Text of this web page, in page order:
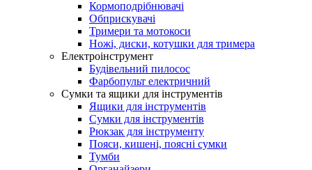
Кормоподрібнювачі
Обприскувачі
Тримери та мотокоси
Ножі, диски, котушки для тримера
Електроінструмент
Будівельний пилосос
Фарбопульт електричний
Сумки та ящики для інструментів
Ящики для інструментів
Сумки для інструментів
Рюкзак для інструменту
Пояси, кишені, поясні сумки
Тумби